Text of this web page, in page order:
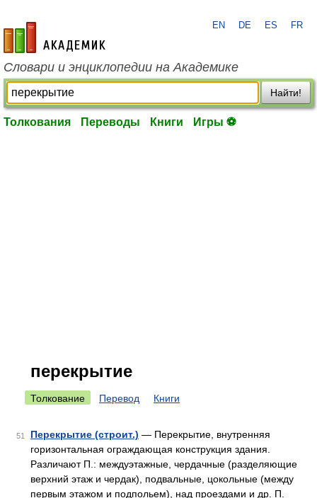
academic.ru
EN DE ES FR
Словари и энциклопедии на Академике
Найти!
Толкования Переводы Книги Игры ⚽
перекрытие
Толкование Перевод Книги
51 Перекрытие (строит.) — Перекрытие, внутренняя
горизонтальная ограждающая конструкция здания.
Различают П.: междуэтажные, чердачные (разделяющие
верхний этаж и чердак), подвальные, цокольные (между
первым этажом и подпольем), над проездами и др. П.